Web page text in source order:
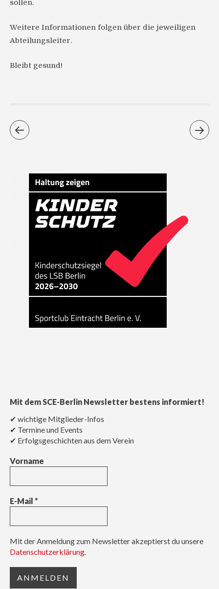
sollen.
Weitere Informationen folgen über die jeweiligen
Abteilungsleiter.
Bleibt gesund!
Mit dem SCE-Berlin Newsletter bestens informiert!
✔ wichtige Mitglieder-Infos
✔ Termine und Events
✔ Erfolgsgeschichten aus dem Verein
Vorname
E-Mail *
Mit der Anmeldung zum Newsletter akzeptierst du unsere
Datenschutzerklärung.